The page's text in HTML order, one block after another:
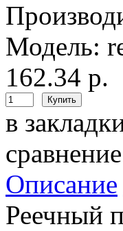
Модель:
162.34 р.
в
сравнение
Описание
Реечный